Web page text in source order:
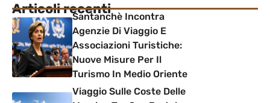
Articoli recentiSantanchè Incontra
Agenzie Di Viaggio E
Associazioni Turistiche:
Nuove Misure Per Il
Turismo In Medio Oriente
Viaggio Sulle Coste Delle